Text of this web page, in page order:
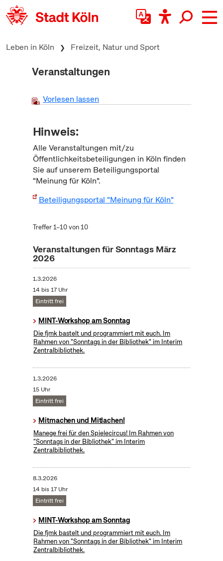
zum Inhalt springen
Leben in Köln Freizeit, Natur und Sport
Veranstaltungen
Vorlesen lassen
Hinweis:
Alle Veranstaltungen mit/zu
Öffentlichkeitsbeteiligungen in Köln finden
Sie auf unserem Beteiligungsportal
"Meinung für Köln".
Beteiligungsportal "Meinung für Köln"
Treffer 1–10 von 10
Veranstaltungen für Sonntags März
2026
1.3.2026
14 bis 17 Uhr
Eintritt frei
MINT-Workshop am Sonntag
Die fjmk bastelt und programmiert mit euch. Im
Rahmen von "Sonntags in der Bibliothek" im Interim
Zentralbibliothek.
1.3.2026
15 Uhr
Eintritt frei
Mitmachen und Mitlachen!
Manege frei für den Spielecircus! Im Rahmen von
"Sonntags in der Bibliothek" im Interim
Zentralbibliothek.
8.3.2026
14 bis 17 Uhr
Eintritt frei
MINT-Workshop am Sonntag
Die fjmk bastelt und programmiert mit euch. Im
Rahmen von "Sonntags in der Bibliothek" im Interim
Zentralbibliothek.